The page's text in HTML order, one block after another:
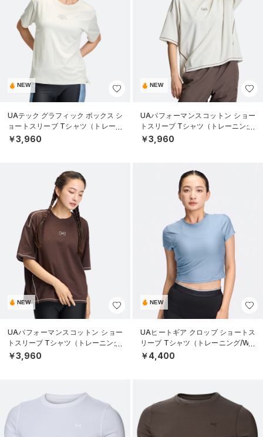
NEW
UAテック グラフィック ボックス シ
ョートスリーブ Tシャツ（トレーニ
ング/WOMEN）
￥3,960
NEW
UAパフォーマンスコットン ショー
トスリーブ Tシャツ（トレーニング/
WOMEN）
￥3,960
NEW
UAパフォーマンスコットン ショー
トスリーブ Tシャツ（トレーニング/
WOMEN）
￥3,960
NEW
UAヒートギア クロップ ショートス
リーブ Tシャツ（トレーニング/WO
MEN）
￥4,400